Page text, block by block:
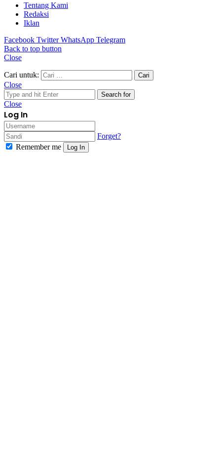
Tentang Kami
Redaksi
Iklan
Facebook Twitter WhatsApp Telegram
Back to top button
Close
Cari untuk:
Close
Search for
Close
Log In
Forget?
Remember me
Log In